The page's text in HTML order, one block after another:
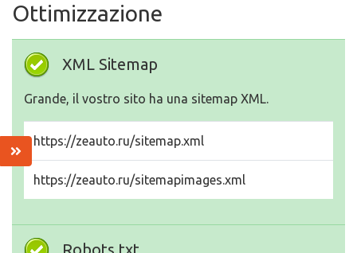
Ottimizzazione
XML Sitemap
Grande, il vostro sito ha una sitemap XML.
https://zeauto.ru/sitemap.xml
https://zeauto.ru/sitemapimages.xml